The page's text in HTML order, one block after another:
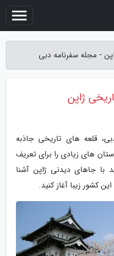
- مجله سفرنامه دبی
ژاپن
قلعه های تاریخی جاذبه
های زیادی را برای تعریف
با جاهای دیدنی ژاپن آشنا
کشور زیبا آغاز کنید.